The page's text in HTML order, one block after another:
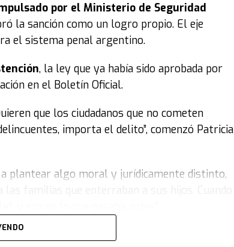
por el Ministerio de Seguridad
la sanción como un logro propio. El eje
el sistema penal argentino.
, la ley que ya había sido aprobada por
en el Boletín Oficial.
que los ciudadanos que no cometen
importa el delito”, comenzó Patricia
plantear algo moral y jurídicamente distinto,
hizo, las paga, por eso ordenamos las